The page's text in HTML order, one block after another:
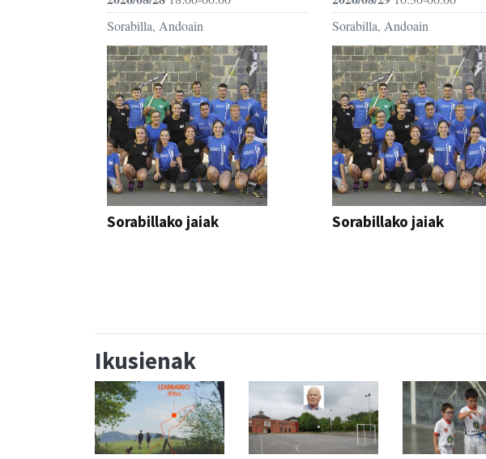
Sorabilla, Andoain
Sorabillako jaiak
Sorabilla, Andoain
Sorabillako jaiak
Ikusienak